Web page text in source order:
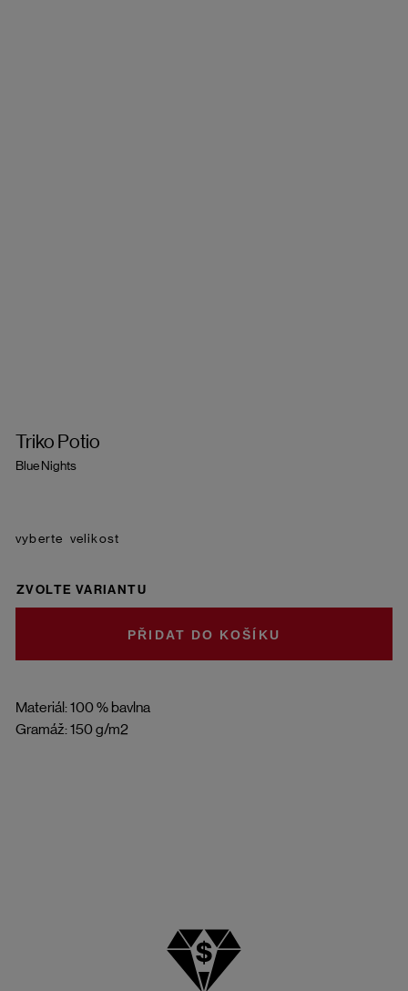
Triko Potio
Blue Nights
Materiál: 100 % bavlna
Gramáž: 150 g/m2
velikost
ZVOLTE VARIANTU
DO KOŠÍKU